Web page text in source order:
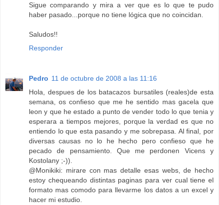
Sigue comparando y mira a ver que es lo que te pudo
haber pasado...porque no tiene lógica que no coincidan.
Saludos!!
Responder
Pedro 11 de octubre de 2008 a las 11:16
Hola, despues de los batacazos bursatiles (reales)de esta
semana, os confieso que me he sentido mas gacela que
leon y que he estado a punto de vender todo lo que tenia y
esperara a tiempos mejores, porque la verdad es que no
entiendo lo que esta pasando y me sobrepasa. Al final, por
diversas causas no lo he hecho pero confieso que he
pecado de pensamiento. Que me perdonen Vicens y
Kostolany ;-)).
@Monikiki: mirare con mas detalle esas webs, de hecho
estoy chequeando distintas paginas para ver cual tiene el
formato mas comodo para llevarme los datos a un excel y
hacer mi estudio.